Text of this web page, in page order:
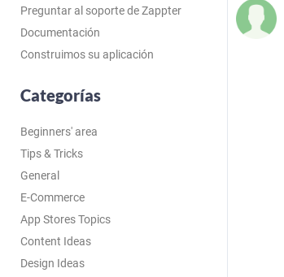
Preguntar al soporte de Zappter
Documentación
Construimos su aplicación
Categorías
Beginners' area
Tips & Tricks
General
E-Commerce
App Stores Topics
Content Ideas
Design Ideas